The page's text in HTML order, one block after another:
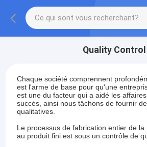
Quality Control
Chaque société comprennent
est l'arme de base pour qu'une
est une du facteur qui a aidé les
succès, ainsi nous tâchons de fournir
qualitatives.
Le processus de fabrication entier de
au produit fini est sous un contrôle de